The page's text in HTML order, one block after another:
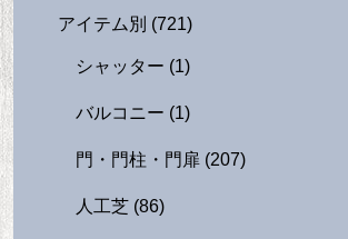
アイテム別 (721)
シャッター (1)
バルコニー (1)
門・門柱・門扉 (207)
人工芝 (86)